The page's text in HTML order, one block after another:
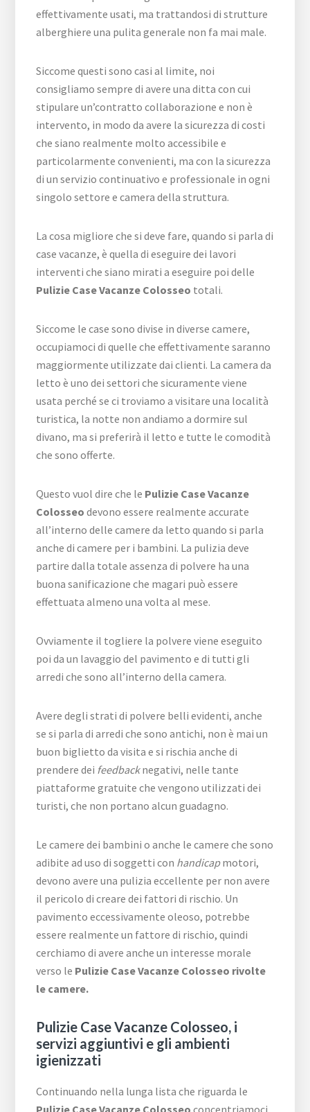
effettivamente usati, ma trattandosi di strutture
alberghiere una pulita generale non fa mai male.
Siccome questi sono casi al limite, noi
consigliamo sempre di avere una ditta con cui
stipulare un’contratto collaborazione e non è
intervento, in modo da avere la sicurezza di costi
che siano realmente molto accessibile e
particolarmente convenienti, ma con la sicurezza
di un servizio continuativo e professionale in ogni
singolo settore e camera della struttura.
La cosa migliore che si deve fare, quando si parla di
case vacanze, è quella di eseguire dei lavori
interventi che siano mirati a eseguire poi delle
Pulizie Case Vacanze Colosseo totali.
Siccome le case sono divise in diverse camere,
occupiamoci di quelle che effettivamente saranno
maggiormente utilizzate dai clienti. La camera da
letto è uno dei settori che sicuramente viene
usata perché se ci troviamo a visitare una località
turistica, la notte non andiamo a dormire sul
divano, ma si preferirà il letto e tutte le comodità
che sono offerte.
Questo vuol dire che le Pulizie Case Vacanze
Colosseo devono essere realmente accurate
all’interno delle camere da letto quando si parla
anche di camere per i bambini. La pulizia deve
partire dalla totale assenza di polvere ha una
buona sanificazione che magari può essere
effettuata almeno una volta al mese.
Ovviamente il togliere la polvere viene eseguito
poi da un lavaggio del pavimento e di tutti gli
arredi che sono all’interno della camera.
Avere degli strati di polvere belli evidenti, anche
se si parla di arredi che sono antichi, non è mai un
buon biglietto da visita e si rischia anche di
prendere dei feedbacknegativi, nelle tante
piattaforme gratuite che vengono utilizzati dei
turisti, che non portano alcun guadagno.
Le camere dei bambini o anche le camere che sono
adibite ad uso di soggetti con handicapmotori,
devono avere una pulizia eccellente per non avere
il pericolo di creare dei fattori di rischio. Un
pavimento eccessivamente oleoso, potrebbe
essere realmente un fattore di rischio, quindi
cerchiamo di avere anche un interesse morale
verso le Pulizie Case Vacanze Colosseo rivolte
le camere.
Pulizie Case Vacanze Colosseo, i
servizi aggiuntivi e gli ambienti
igienizzati
Continuando nella lunga lista che riguarda le
Pulizie Case Vacanze Colosseo concentriamoci